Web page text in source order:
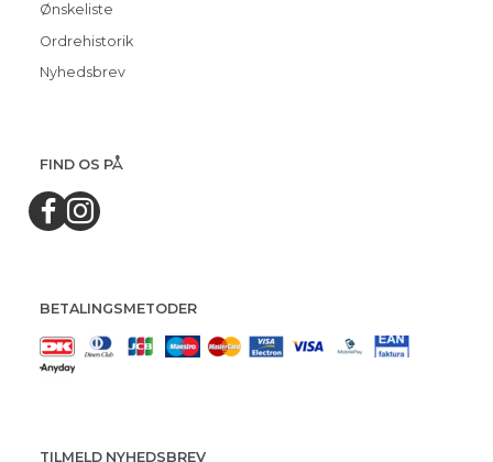
Ønskeliste
Ordrehistorik
Nyhedsbrev
FIND OS PÅ
BETALINGSMETODER
TILMELD NYHEDSBREV